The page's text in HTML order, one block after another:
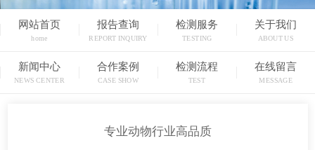
网站首页
home
报告查询
REPORT INQUIRY
检测服务
TESTING
关于我们
ABOUT US
新闻中心
NEWS CENTER
合作案例
CASE SHOW
检测流程
TEST
在线留言
MESSAGE
专业动物行业高品质